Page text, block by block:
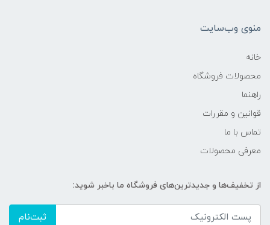
منوی وب‌سایت
خانه
محصولات فروشگاه
راهنما
قوانین و مقررات
تماس با ما
معرفی محصولات
از تخفیف‌ها و جدیدترین‌های فروشگاه ما باخبر شوید:
ثبت‌نام